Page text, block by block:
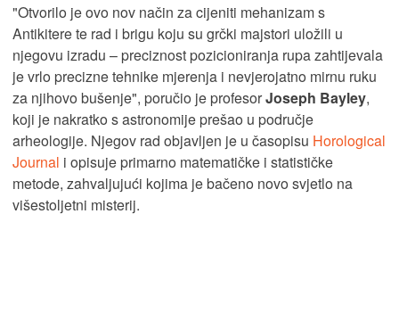
"Otvorilo je ovo nov način za cijeniti mehanizam s
Antikitere te rad i brigu koju su grčki majstori uložili u
njegovu izradu – preciznost pozicioniranja rupa zahtijevala
je vrlo precizne tehnike mjerenja i nevjerojatno mirnu ruku
za njihovo bušenje", poručio je profesorJoseph Bayley,
koji je nakratko s astronomije prešao u područje
arheologije. Njegov rad objavljen je u časopisu Horological
Journal i opisuje primarno matematičke i statističke
metode, zahvaljujući kojima je bačeno novo svjetlo na
višestoljetni misterij.